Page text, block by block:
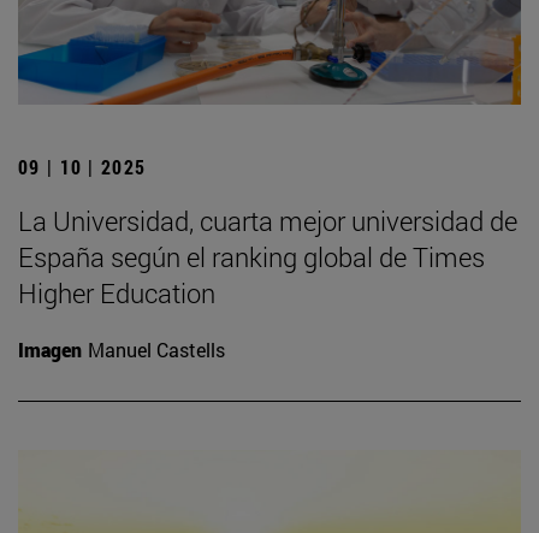
09 | 10 | 2025
La Universidad, cuarta mejor universidad de
España según el ranking global de Times
Higher Education
Imagen Manuel Castells